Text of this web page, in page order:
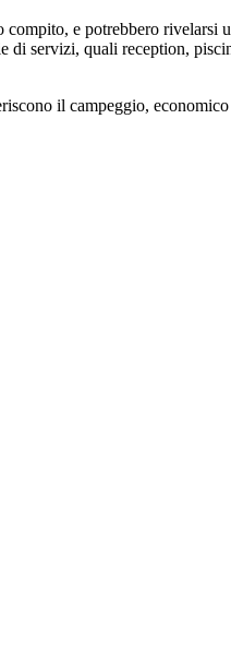
e potrebbero rivelarsi
servizi, quali reception,
il campeggio,